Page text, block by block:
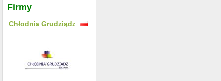
Firmy
Chłodnia Grudziądz